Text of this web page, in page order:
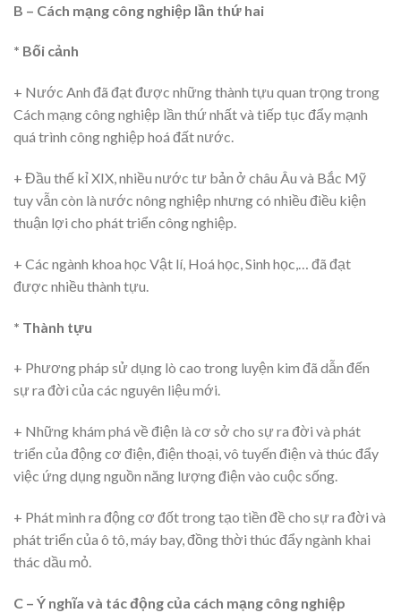
B – Cách mạng công nghiệp lần thứ hai
* Bối cảnh
+ Nước Anh đã đạt được những thành tựu quan trọng trong
Cách mạng công nghiệp lần thứ nhất và tiếp tục đẩy mạnh
quá trình công nghiệp hoá đất nước.
+ Đầu thế kỉ XIX, nhiều nước tư bản ở châu Âu và Bắc Mỹ
tuy vẫn còn là nước nông nghiệp nhưng có nhiều điều kiện
thuận lợi cho phát triển công nghiệp.
+ Các ngành khoa học Vật lí, Hoá học, Sinh học,… đã đạt
được nhiều thành tựu.
* Thành tựu
+ Phương pháp sử dụng lò cao trong luyện kim đã dẫn đến
sự ra đời của các nguyên liệu mới.
+ Những khám phá về điện là cơ sở cho sự ra đời và phát
triển của động cơ điện, điện thoại, vô tuyến điện và thúc đẩy
việc ứng dụng nguồn năng lượng điện vào cuộc sống.
+ Phát minh ra động cơ đốt trong tạo tiền đề cho sự ra đời và
phát triển của ô tô, máy bay, đồng thời thúc đẩy ngành khai
thác dầu mỏ.
C – Ý nghĩa và tác động của cách mạng công nghiệp